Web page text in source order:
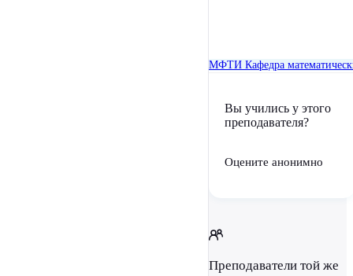
МФТИ Кафедра
Вы учились у этого
преподавателя?
Оцените анонимно
Преподаватели той же